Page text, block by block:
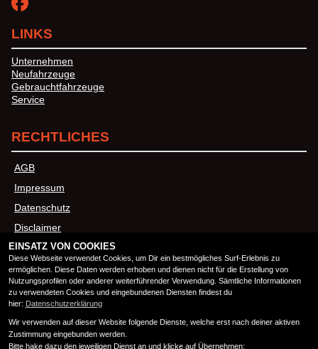
LINKS
Unternehmen
Neufahrzeuge
Gebrauchtfahrzeuge
Service
RECHTLICHES
AGB
Impressum
Datenschutz
Disclaimer
Barrierefreiheit
ÖFFNUNGSZEITEN
Montag:
08:00 - 18:00
Dienstag:
08:00 - 18:00
EINSATZ VON COOKIES
Diese Webseite verwendet Cookies, um Dir ein bestmögliches Surf-Erlebnis zu
ermöglichen. Diese Daten werden erhoben und dienen nicht für die Erstellung von
Nutzungsprofilen oder anderer weiterführender Verwendung. Sämtliche Informationen
zu verwendeten Cookies und eingebundenen Diensten findest du
hier: Datenschutzerklärung
Wir verwenden auf dieser Website folgende Dienste, welche erst nach deiner aktiven
Zustimmung eingebunden werden.
Bitte hake dazu den jeweiligen Dienst an und klicke auf Übernehmen: